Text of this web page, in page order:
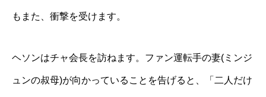
もまた、衝撃を受けます。
ヘソンはチャ会長を訪ねます。ファン運転手の妻(ミンジ
ュンの叔母)が向かっていることを告げると、「二人だけ